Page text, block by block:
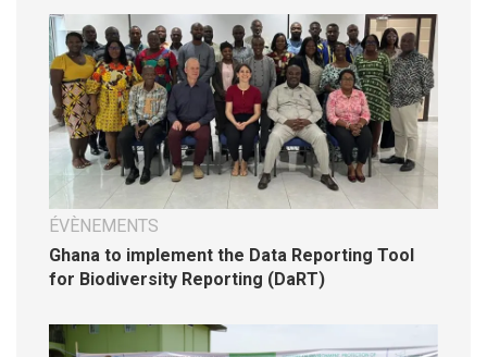
ÉVÈNEMENTS
Ghana to implement the Data Reporting Tool
for Biodiversity Reporting (DaRT)